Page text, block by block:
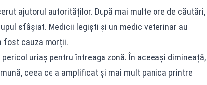
ajutorul autorităților. După mai multe ore de căutări,
sfâșiat. Medicii legiști și un medic veterinar au
fost cauza morții.
uriaș pentru întreaga zonă. În aceeași dimineață,
ceea ce a amplificat și mai mult panica printre